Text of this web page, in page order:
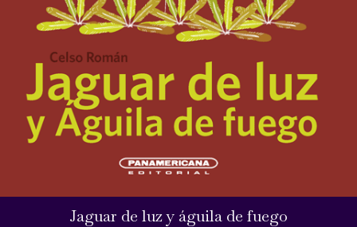
Jaguar de luz y águila de fuego